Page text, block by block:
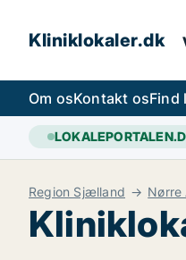
Kliniklokaler.dk
Om osKontakt osFind
Region Sjælland Nørre